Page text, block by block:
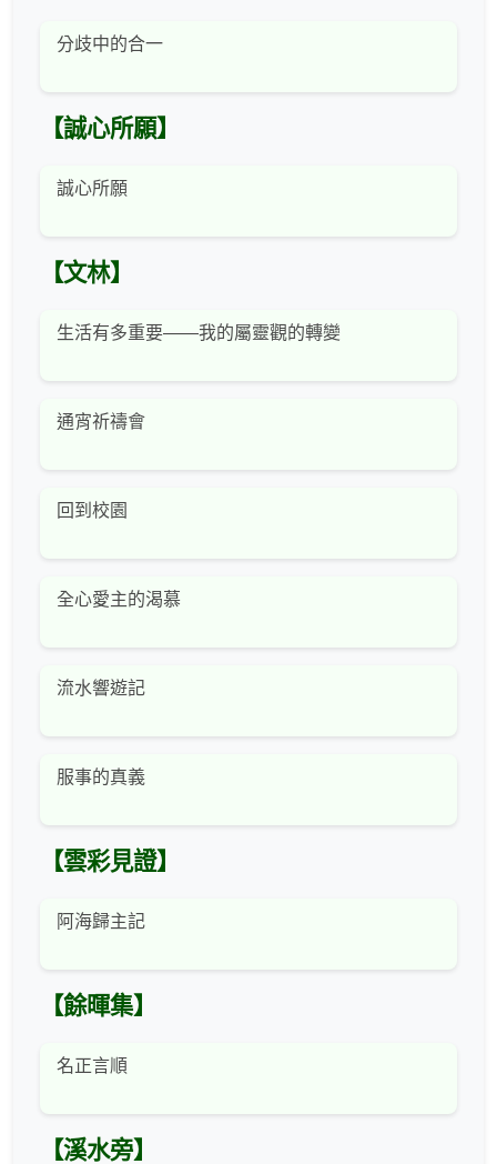
分歧中的合一
【誠心所願】
誠心所願
【文林】
生活有多重要——我的屬靈觀的轉變
通宵祈禱會
回到校園
全心愛主的渴慕
流水響遊記
服事的真義
【雲彩見證】
阿海歸主記
【餘暉集】
名正言順
【溪水旁】